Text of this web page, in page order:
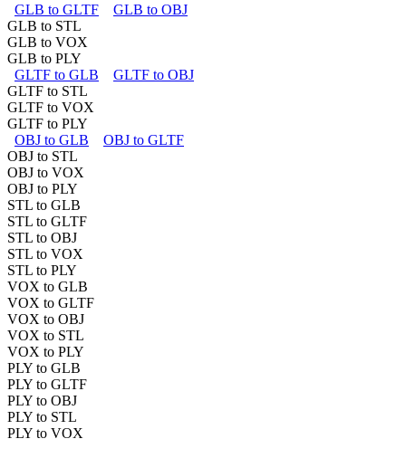
GLB to GLTF
GLB to OBJ
GLB to STL
GLB to VOX
GLB to PLY
GLTF to GLB
GLTF to OBJ
GLTF to STL
GLTF to VOX
GLTF to PLY
OBJ to GLB
OBJ to GLTF
OBJ to STL
OBJ to VOX
OBJ to PLY
STL to GLB
STL to GLTF
STL to OBJ
STL to VOX
STL to PLY
VOX to GLB
VOX to GLTF
VOX to OBJ
VOX to STL
VOX to PLY
PLY to GLB
PLY to GLTF
PLY to OBJ
PLY to STL
PLY to VOX